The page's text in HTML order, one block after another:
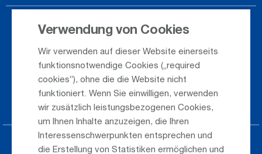
Verwendung von Cookies
Wir verwenden auf dieser Website einerseits
funktionsnotwendige Cookies („required
cookies”), ohne die die Website nicht
funktioniert. Wenn Sie einwilligen, verwenden
wir zusätzlich leistungsbezogenen Cookies,
um Ihnen Inhalte anzuzeigen, die Ihren
Interessenschwerpunkten entsprechen und
die Erstellung von Statistiken ermöglichen und
Ankunft / Abflug
Saisonflugplan
Webcam
Anreise
Parken am Airport